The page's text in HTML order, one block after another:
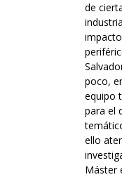
de
poco,
equipo
para el
ello
Máster